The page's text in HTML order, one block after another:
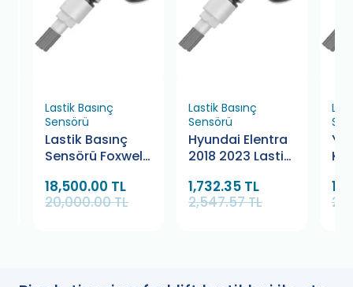
Lastik Basınç
Sensörü
Lastik Basınç
Sensörü Foxwell
18,500.00 TL
20,000.00 TL
Lastik Basınç
Sensörü
Hyundai Elentra
2018 2023 Lastik
1,732.35 TL
2,547.57 TL